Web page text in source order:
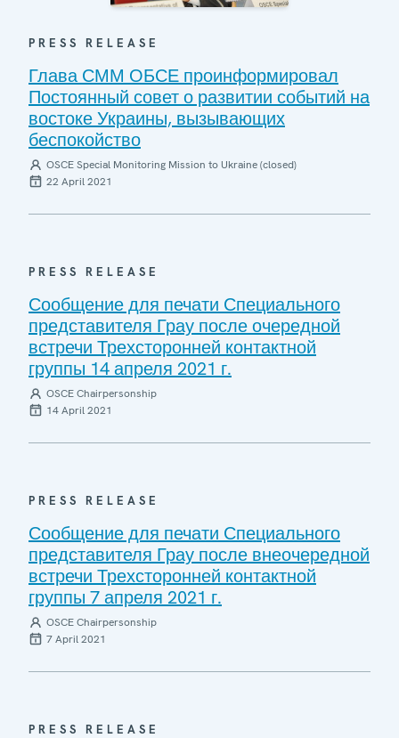
PRESS RELEASE
Глава СММ ОБСЕ проинформировал
Постоянный совет о развитии событий на
востоке Украины, вызывающих
беспокойство
OSCE Special Monitoring Mission to Ukraine (closed)
22 April 2021
PRESS RELEASE
Сообщение для печати Специального
представителя Грау после очередной
встречи Трехсторонней контактной
группы 14 апреля 2021 г.
OSCE Chairpersonship
14 April 2021
PRESS RELEASE
Сообщение для печати Специального
представителя Грау после внеочередной
встречи Трехсторонней контактной
группы 7 апреля 2021 г.
OSCE Chairpersonship
7 April 2021
PRESS RELEASE